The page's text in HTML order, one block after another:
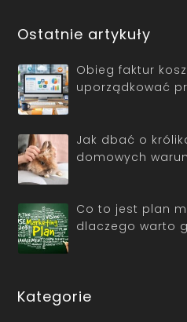
Ostatnie artykuły
Obieg faktur
uporządkować
Jak dbać o
domowych
Co to jest plan
dlaczego warto
Kategorie